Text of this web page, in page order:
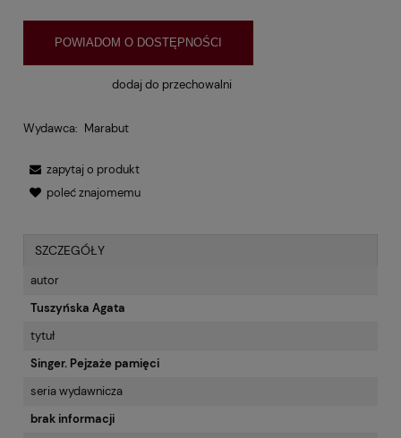
POWIADOM O DOSTĘPNOŚCI
dodaj do przechowalni
Wydawca: Marabut
zapytaj o produkt
poleć znajomemu
SZCZEGÓŁY
autor
Tuszyńska Agata
tytuł
Singer. Pejzaże pamięci
seria wydawnicza
brak informacji